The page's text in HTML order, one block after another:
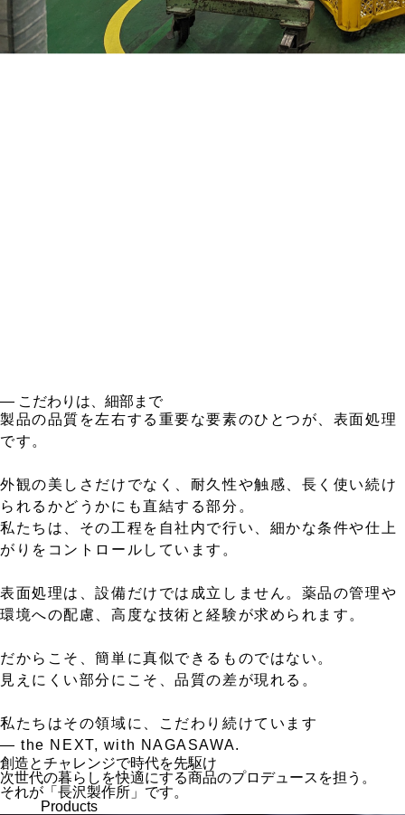
― こだわりは、細部まで
製品の品質を左右する重要な要素のひとつが、表面処理
です。
外観の美しさだけでなく、耐久性や触感、長く使い続け
られるかどうかにも直結する部分。
私たちは、その工程を自社内で行い、細かな条件や仕上
がりをコントロールしています。
表面処理は、設備だけでは成立しません。薬品の管理や
環境への配慮、高度な技術と経験が求められます。
だからこそ、簡単に真似できるものではない。
見えにくい部分にこそ、品質の差が現れる。
私たちはその領域に、こだわり続けています
— the NEXT, with NAGASAWA.
創造とチャレンジで時代を先駆け
次世代の暮らしを快適にする商品のプロデュースを担う。
それが「長沢製作所」です。
Products